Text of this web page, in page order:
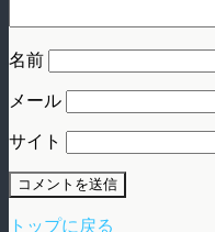
名前
メール
サイト
トップに戻る